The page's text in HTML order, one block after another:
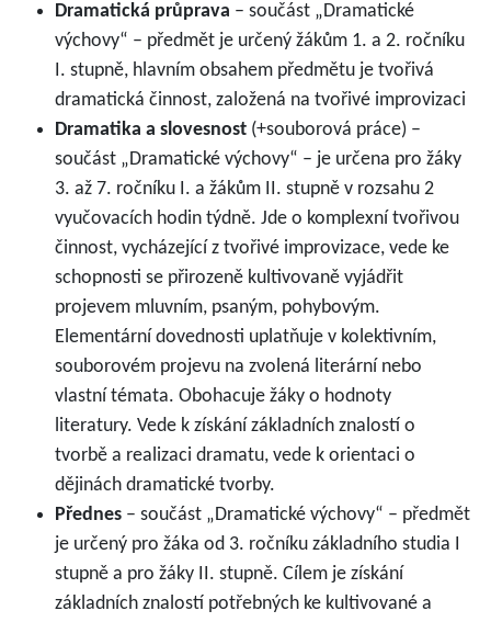
Dramatická průprava – součást „Dramatické
výchovy“ – předmět je určený žákům 1. a 2. ročníku
I. stupně, hlavním obsahem předmětu je tvořivá
dramatická činnost, založená na tvořivé improvizaci
Dramatika a slovesnost (+souborová práce) –
součást „Dramatické výchovy“ – je určena pro žáky
3. až 7. ročníku I. a žákům II. stupně v rozsahu 2
vyučovacích hodin týdně. Jde o komplexní tvořivou
činnost, vycházející z tvořivé improvizace, vede ke
schopnosti se přirozeně kultivovaně vyjádřit
projevem mluvním, psaným, pohybovým.
Elementární dovednosti uplatňuje v kolektivním,
souborovém projevu na zvolená literární nebo
vlastní témata. Obohacuje žáky o hodnoty
literatury. Vede k získání základních znalostí o
tvorbě a realizaci dramatu, vede k orientaci o
dějinách dramatické tvorby.
Přednes – součást „Dramatické výchovy“ – předmět
je určený pro žáka od 3. ročníku základního studia I
stupně a pro žáky II. stupně. Cílem je získání
základních znalostí potřebných ke kultivované a